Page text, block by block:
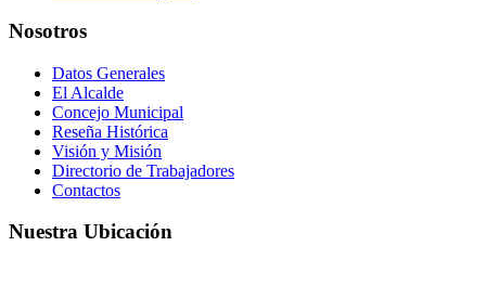
Nosotros
Datos Generales
El Alcalde
Concejo Municipal
Reseña Histórica
Visión y Misión
Directorio de Trabajadores
Contactos
Nuestra Ubicación